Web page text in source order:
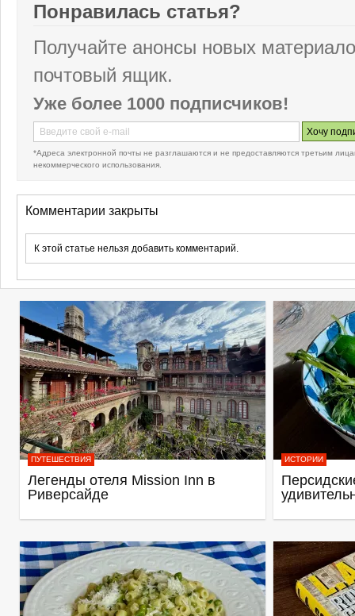
Понравилась статья?
Получайте анонсы новых
почтовый ящик.
Уже более 1000 подписчиков!
*Адреса электронной почты не разглашаются и не предоставляются третьим
некоммерческого использования.
Комментарии закрыты
К этой статье нельзя добавить комментарий.
ПУТЕШЕСТВИЯ
Легенды отеля Mission Inn в
Риверсайде
ИСТОРИИ